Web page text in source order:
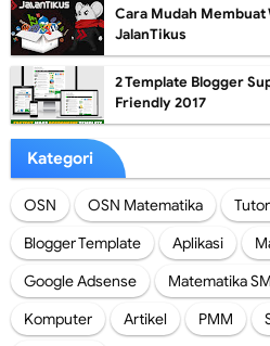
Cara Mudah
JalanTikus
2 Template Blogger
Friendly 2017
Kategori
OSN OSN Matematika
Blogger Template
Aplikasi
Google Adsense
Matematika
Komputer
Artikel PMM